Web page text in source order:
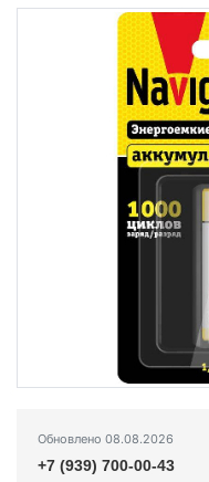
Обновлено 08.08.2026
+7 (939) 700-00-43